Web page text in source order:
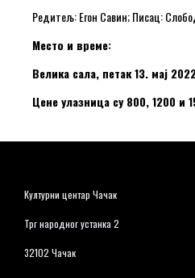
Редитељ: Егон Савин; Писац:
Место и време:
Велика сала, петак 13. мај
Цене улазница су 800, 1200 и
Културни центар Чачак
Трг народног устанка 2
32102 Чачак